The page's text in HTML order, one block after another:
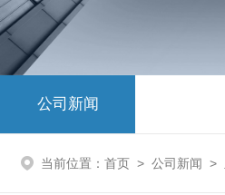
公司新闻
当前位置： 首页 > 公司新闻 >